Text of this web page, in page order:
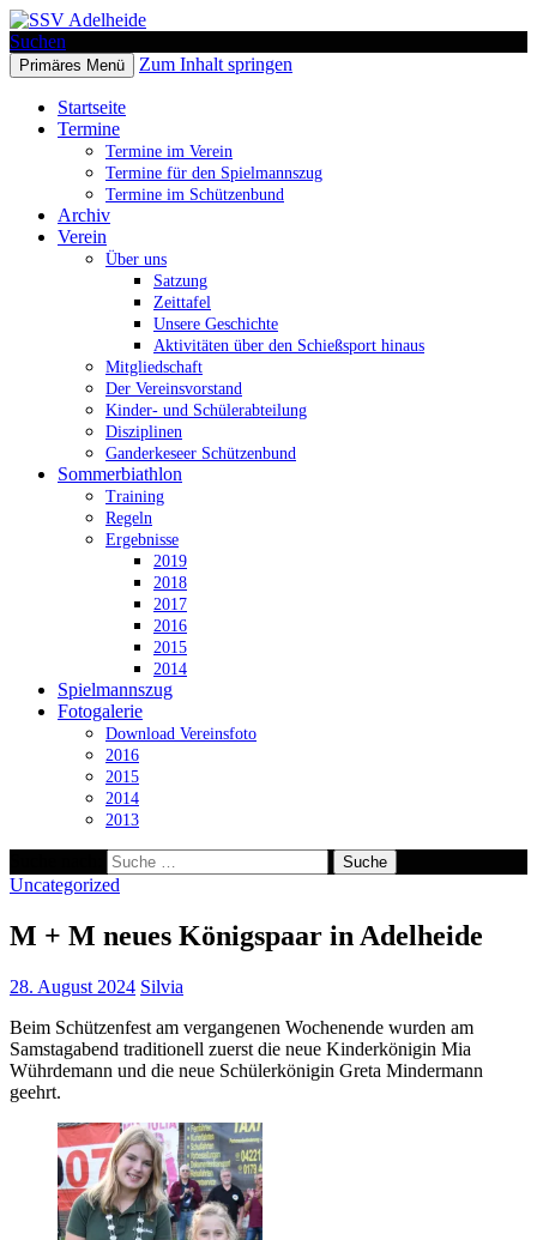
SSV Adelheide
Suchen
Primäres Menü Zum Inhalt springen
Startseite
Termine
Termine im Verein
Termine für den Spielmannszug
Termine im Schützenbund
Archiv
Verein
Über uns
Satzung
Zeittafel
Unsere Geschichte
Aktivitäten über den Schießsport hinaus
Mitgliedschaft
Der Vereinsvorstand
Kinder- und Schülerabteilung
Disziplinen
Ganderkeseer Schützenbund
Sommerbiathlon
Training
Regeln
Ergebnisse
2019
2018
2017
2016
2015
2014
Spielmannszug
Fotogalerie
Download Vereinsfoto
2016
2015
2014
2013
Uncategorized
M + M neues Königspaar in Adelheide
28. August 2024 Silvia
Beim Schützenfest am vergangenen Wochenende wurden am
Samstagabend traditionell zuerst die neue Kinderkönigin Mia
Wührdemann und die neue Schülerkönigin Greta Mindermann
geehrt.